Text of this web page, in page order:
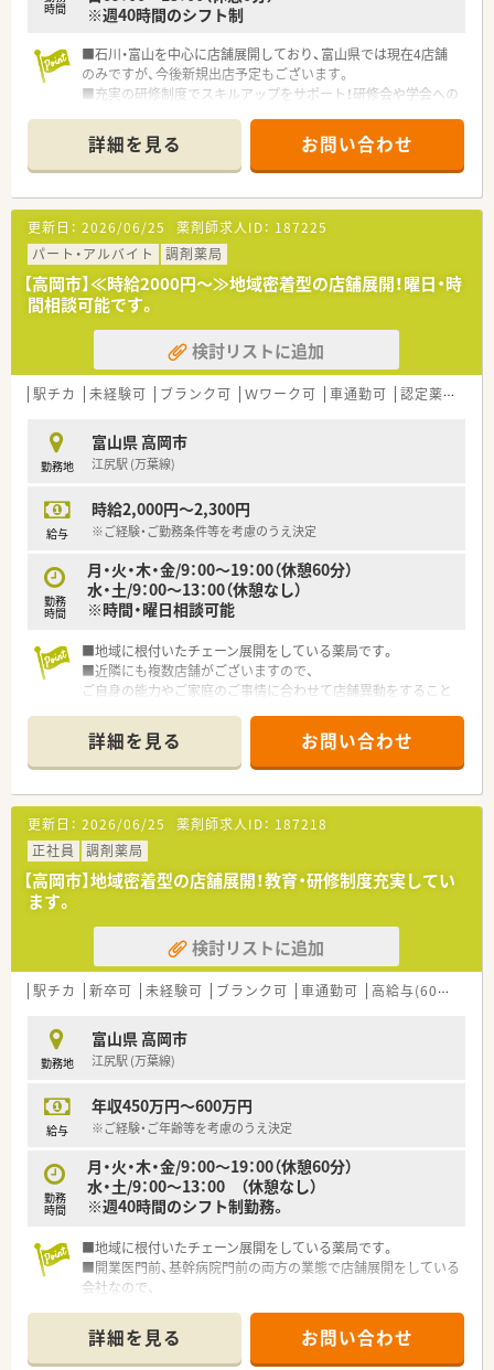
時間
※週40時間のシフト制
■石川・富山を中心に店舗展開しており、富山県では現在4店舗
のみですが、今後新規出店予定もございます。
■充実の研修制度でスキルアップをサポート！研修会や学会への
薬剤師様を応援する薬局です。
■合同親睦会や社員旅行などが多くあり、地域密着のアットホー
ムな社風です。
■将来的に管理薬剤師としてご勤務いただける方大歓迎です。
■会社として、「地域支援体制加算」「後発品体制加算」はほとん
どの店舗で取得されており、在宅に関しても今後地域密着企業と
して取り組んでいきたいという展望がございます。
■地元の方々も多いのでスタッフ間の仲が良く、意見を出しやす
い風通しの良い職場環境です
詳細を見る お問い合わせ
更新日： 2026/06/25 薬剤師求人ID： 187225
パート・アルバイト
調剤薬局
【高岡市】≪時給2000円～≫地域密着型の店舗展開！曜日・時
間相談可能です。
検討リストに追加
駅チカ 未経験可 ブランク可 Ｗワーク可 車通勤可 認定薬剤師取得支援あり
勤務地
富山県 高岡市
江尻駅 (万葉線)
給与
時給2,000円～2,300円
※ご経験・ご勤務条件等を考慮のうえ決定
勤務
時間
月・火・木・金/9：00～19：00（休憩60分）
水・土/9：00～13：00（休憩なし）
※時間・曜日相談可能
■地域に根付いたチェーン展開をしている薬局です。
■近隣にも複数店舗がございますので、
ご自身の能力やご家庭のご事情に合わせて店舗異動をすること
■実際にお仕事をしながら入社を見極めて頂ける、【紹介予定派
遣】もお選び頂けます。
詳細を見る お問い合わせ
更新日： 2026/06/25 薬剤師求人ID： 187218
正社員
調剤薬局
【高岡市】地域密着型の店舗展開！教育・研修制度充実してい
ます。
検討リストに追加
駅チカ 新卒可 未経験可 ブランク可 車通勤可 高給与(600万円以上)
勤務地
富山県 高岡市
江尻駅 (万葉線)
給与
年収450万円～600万円
※ご経験・ご年齢等を考慮のうえ決定
勤務
時間
月・火・木・金/9：00～19：00（休憩60分）
水・土/9：00～13：00 （休憩なし）
※週40時間のシフト制勤務。
■地域に根付いたチェーン展開をしている薬局です。
■開業医門前、基幹病院門前の両方の業態で店舗展開をしている
会社なので、
す。
■近隣にも複数店舗がございますので、
詳細を見る お問い合わせ